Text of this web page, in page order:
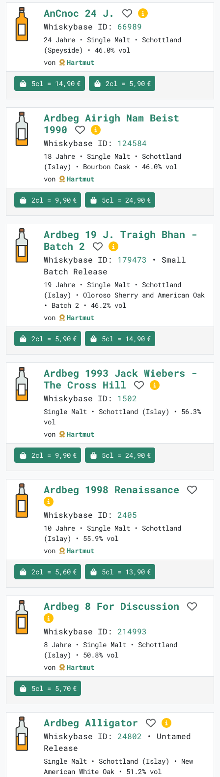
AnCnoc 24 J.
Whiskybase ID: 66989
24 Jahre • Single Malt • Schottland
(Speyside) • 46.0% vol
von
Hartmut
5cl = 14,90 € 2cl = 5,90 €
Ardbeg Airigh Nam Beist
1990
Whiskybase ID: 124584
18 Jahre • Single Malt • Schottland
(Islay) • Bourbon Cask • 46.0% vol
von
Hartmut
2cl = 9,90 € 5cl = 24,90 €
Ardbeg 19 J. Traigh Bhan -
Batch 2
Whiskybase ID: 179473 • Small
Batch Release
19 Jahre • Single Malt • Schottland
(Islay) • Oloroso Sherry and American Oak
• Batch 2 • 46.2% vol
von
Hartmut
2cl = 5,90 € 5cl = 14,90 €
Ardbeg 1993 Jack Wiebers -
The Cross Hill
Whiskybase ID: 1502
Single Malt • Schottland (Islay) • 56.3%
vol
von
Hartmut
2cl = 9,90 € 5cl = 24,90 €
Ardbeg 1998 Renaissance
Whiskybase ID: 2405
10 Jahre • Single Malt • Schottland
(Islay) • 55.9% vol
von
Hartmut
2cl = 5,60 € 5cl = 13,90 €
Ardbeg 8 For Discussion
Whiskybase ID: 214993
8 Jahre • Single Malt • Schottland
(Islay) • 50.8% vol
von
Hartmut
5cl = 5,70 €
Ardbeg Alligator
Whiskybase ID: 24802 • Untamed
Release
Single Malt • Schottland (Islay) • New
American White Oak • 51.2% vol